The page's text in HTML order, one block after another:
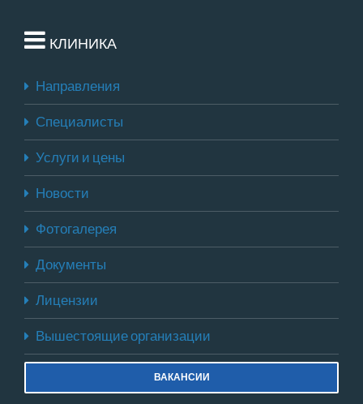
КЛИНИКА
Направления
Специалисты
Услуги и цены
Новости
Фотогалерея
Документы
Лицензии
Вышестоящие организации
ВАКАНСИИ